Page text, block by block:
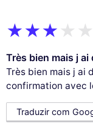
Très bien mais j
Très bien mais j ai
confirmation avec
Traduzir com